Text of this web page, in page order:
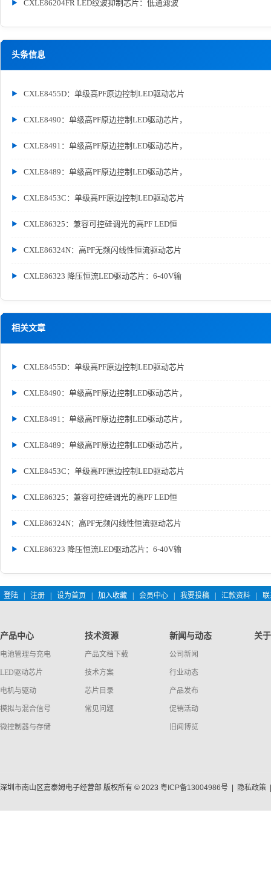
CXLE86204FR LED纹波抑制芯片：低通滤波
头条信息
CXLE8455D：单级高PF原边控制LED驱动芯片
CXLE8490：单级高PF原边控制LED驱动芯片，
CXLE8491：单级高PF原边控制LED驱动芯片，
CXLE8489：单级高PF原边控制LED驱动芯片，
CXLE8453C：单级高PF原边控制LED驱动芯片
CXLE86325：兼容可控硅调光的高PF LED恒
CXLE86324N：高PF无频闪线性恒流驱动芯片
CXLE86323 降压恒流LED驱动芯片：6-40V输
相关文章
CXLE8455D：单级高PF原边控制LED驱动芯片
CXLE8490：单级高PF原边控制LED驱动芯片，
CXLE8491：单级高PF原边控制LED驱动芯片，
CXLE8489：单级高PF原边控制LED驱动芯片，
CXLE8453C：单级高PF原边控制LED驱动芯片
CXLE86325：兼容可控硅调光的高PF LED恒
CXLE86324N：高PF无频闪线性恒流驱动芯片
CXLE86323 降压恒流LED驱动芯片：6-40V输
登陆 注册 设为首页 加入收藏 会员中心 我要投稿 汇款资料
产品中心
电池管理与充电
LED驱动芯片
电机与驱动
模拟与混合信号
微控制器与存储
技术资源
产品文档下载
技术方案
芯片目录
常见问题
新闻与动态
公司新闻
行业动态
产品发布
促销活动
旧闻博览
关
深圳市南山区嘉泰姆电子经营部 版权所有 © 2023 粤ICP备13004986号 隐私政策